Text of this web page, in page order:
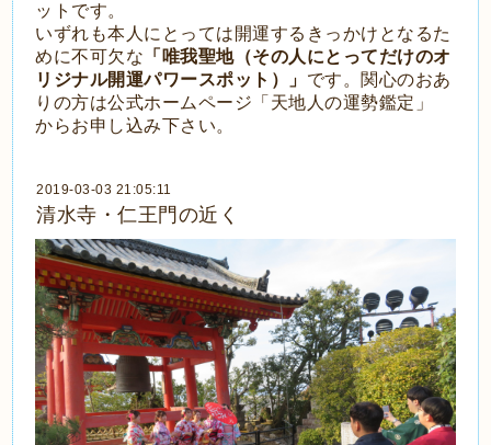
ットです。
いずれも本人にとっては開運するきっかけとなるた
めに不可欠な 「唯我聖地（その人にとってだけのオ
リジナル開運パワースポット）」 です。関心のおあ
りの方は公式ホームページ「天地人の運勢鑑定」
からお申し込み下さい。
2019-03-03 21:05:11
清水寺・仁王門の近く